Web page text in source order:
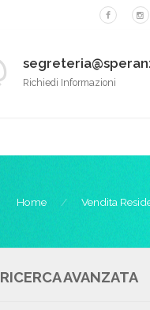
Richiedi Informazioni
Home Vendita
RICERCA AVANZATA